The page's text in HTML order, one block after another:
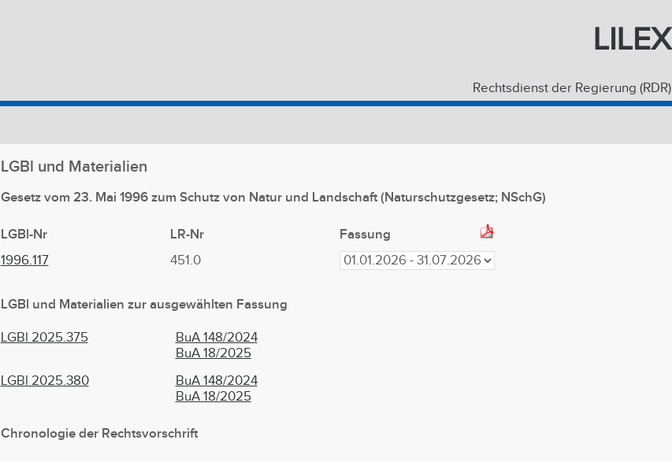
LILEX
Rechtsdienst der Regierung (RDR)
LGBl und Materialien
Gesetz vom 23. Mai 1996 zum Schutz von Natur und Landschaft (Naturschutzgesetz; NSchG)
LGBl-Nr LR-Nr
Fassung
1996.117
451.0
LGBl und Materialien zur ausgewählten Fassung
LGBl 2025.375
BuA 148/2024
BuA 18/2025
LGBl 2025.380
BuA 148/2024
BuA 18/2025
Chronologie der Rechtsvorschrift